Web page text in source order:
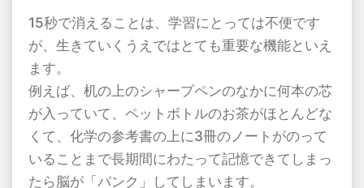
15秒で消えることは、学習にとっては不便です
が、生きていくうえではとても重要な機能といえ
ます。
例えば、机の上のシャープペンのなかに何本の芯
が入っていて、ペットボトルのお茶がほとんどな
くて、化学の参考書の上に3冊のノートがのって
いることまで長期間にわたって記憶できてしまっ
たら脳が「パンク」してしまいます。